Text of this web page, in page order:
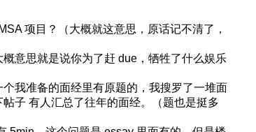
项目？（大概就这意思，原话记不清了，
意思就是说你为了赶 due，牺牲了什么娱乐
我准备的面经里有原题的，我搜罗了一堆面
子 有人汇总了往年的面经。（题也是挺多